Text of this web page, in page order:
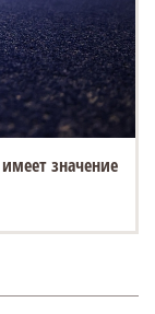
значение